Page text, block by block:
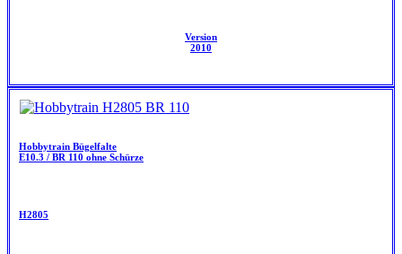
Version
2010
Hobbytrain Bügelfalte
E10.3 / BR 110 ohne Schürze
H2805